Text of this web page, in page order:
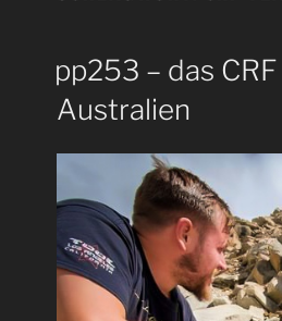
pp253 – das
Australien